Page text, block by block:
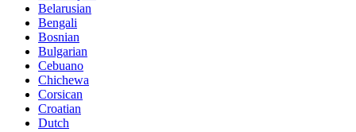
Belarusian
Bengali
Bosnian
Bulgarian
Cebuano
Chichewa
Corsican
Croatian
Dutch